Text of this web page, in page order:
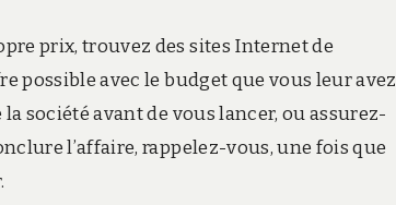
prix, trouvez des sites Internet de
avec le budget que vous leur avez
société avant de vous lancer, ou assurez-
l’affaire, rappelez-vous, une fois que